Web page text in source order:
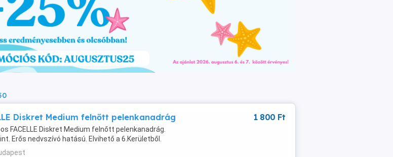
Diskret Medium felnőtt pelenkanadrág
FACELLE Diskret Medium felnőtt pelenkanadrág.
Erős nedvszívó hatású. Elvihető a 6.Kerületből.
1 800 Ft